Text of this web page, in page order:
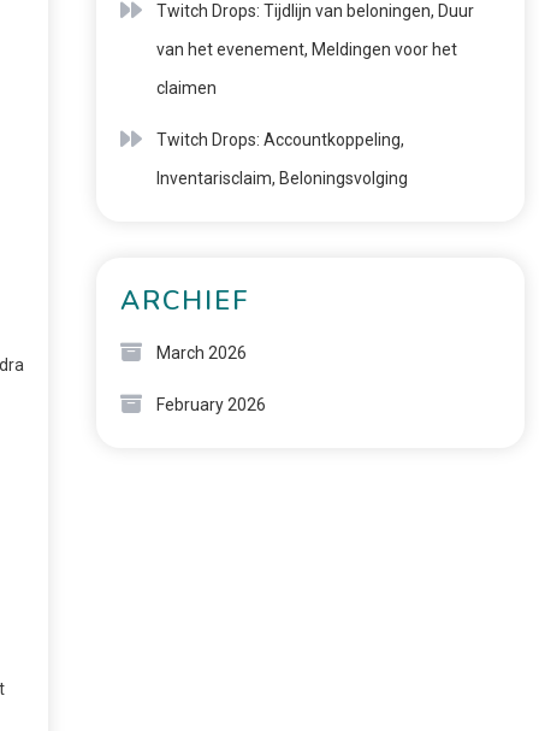
Twitch Drops: Tijdlijn van beloningen, Duur
van het evenement, Meldingen voor het
claimen
Twitch Drops: Accountkoppeling,
Inventarisclaim, Beloningsvolging
ARCHIEF
March 2026
February 2026